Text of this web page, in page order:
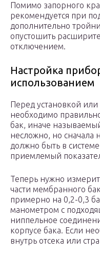
Помимо запорного
рекомендуется при
дополнительно
опустошить
отключением.
Настройка
использованием
Перед установкой
необходимо
бак, иначе
несложно, но сначала
должно быть в
приемлемый
Теперь нужно
части мембранного
примерно на 0,2-0,3
манометром с
ниппельное
корпусе бака. Если
внутрь отсека или